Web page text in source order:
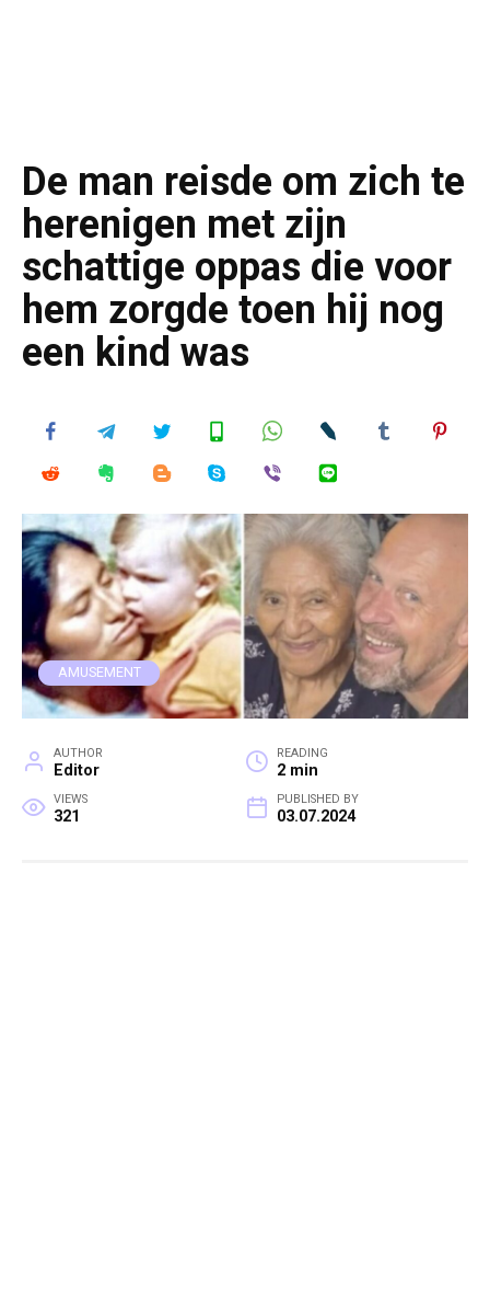
De man reisde om zich te
herenigen met zijn
schattige oppas die voor
hem zorgde toen hij nog
een kind was
AMUSEMENT
AUTHOR
Editor
READING
2 min
VIEWS
321
PUBLISHED BY
03.07.2024